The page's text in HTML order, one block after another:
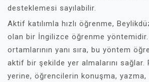
desteklemesi sayılabilir.
Aktif katılımla hızlı öğrenme,
olan bir İngilizce öğrenme yöntemidir.
ortamlarının yanı sıra, bu yöntem
aktif bir şekilde yer almalarını sağlar.
yerine, öğrencilerin konuşma, yazma,